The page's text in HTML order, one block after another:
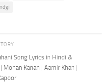
Song Lyrics in Hindi &
Kanan | Aamir Khan |